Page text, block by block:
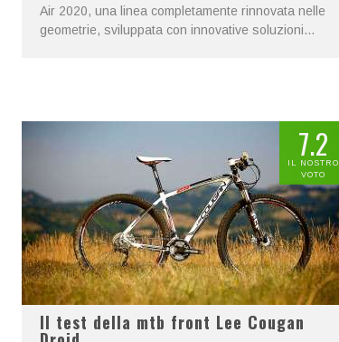
Air 2020, una linea completamente rinnovata nelle
geometrie, sviluppata con innovative soluzioni...
7.2
IL NOSTRO
VOTO
Il test della mtb front Lee Cougan